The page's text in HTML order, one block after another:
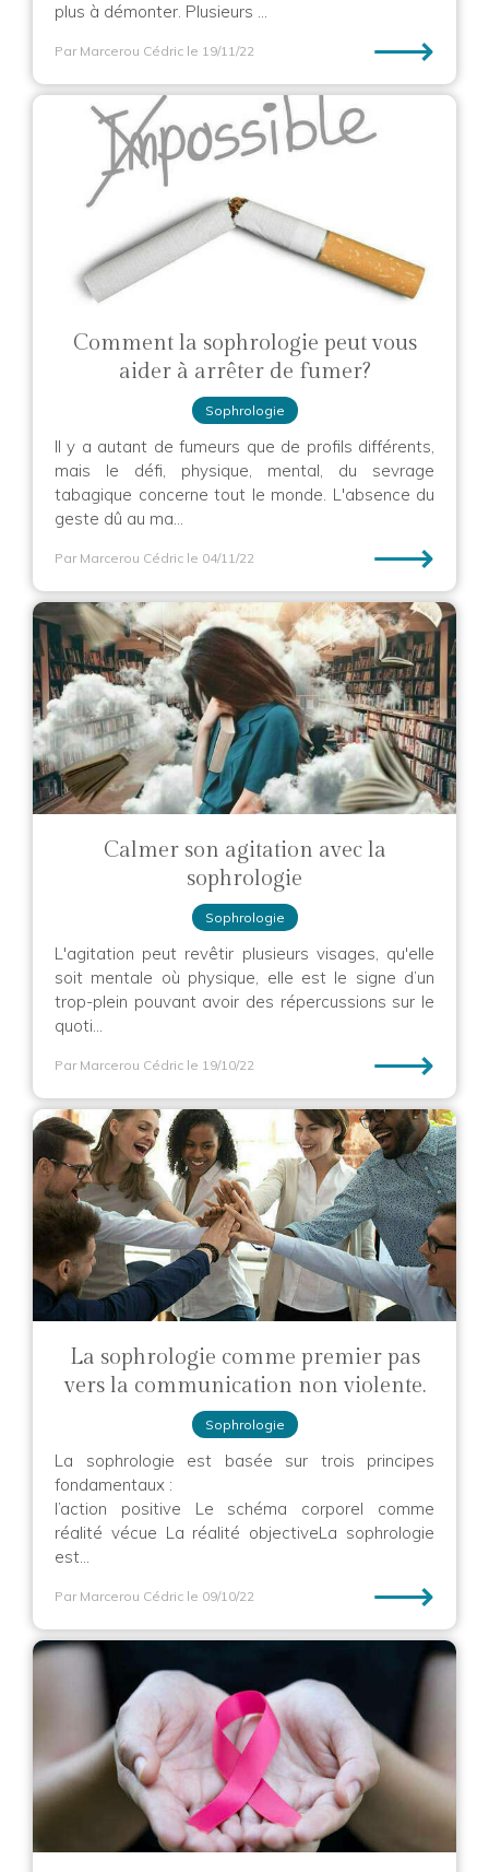
plus à démonter. Plusieurs ...
Par Marcerou Cédric le 19/11/22 ⟶
Comment la sophrologie peut vous
aider à arrêter de fumer?
Sophrologie
Il y a autant de fumeurs que de profils différents,
mais le défi, physique, mental, du sevrage
tabagique concerne tout le monde. L'absence du
geste dû au ma...
Par Marcerou Cédric le 04/11/22 ⟶
Calmer son agitation avec la
sophrologie
Sophrologie
L'agitation peut revêtir plusieurs visages, qu'elle
soit mentale où physique, elle est le signe d’un
trop-plein pouvant avoir des répercussions sur le
quoti...
Par Marcerou Cédric le 19/10/22 ⟶
La sophrologie comme premier pas
vers la communication non violente.
Sophrologie
La sophrologie est basée sur trois principes
fondamentaux :
l’action positive Le schéma corporel comme
réalité vécue La réalité objectiveLa sophrologie
est...
Par Marcerou Cédric le 09/10/22 ⟶